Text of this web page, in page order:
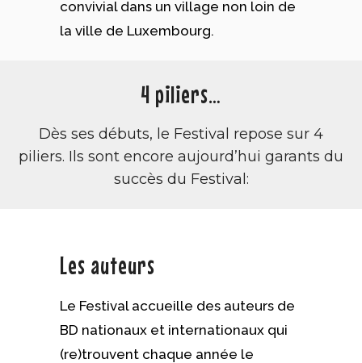
convivial dans un village non loin de
la ville de Luxembourg.
4 piliers…
Dès ses débuts, le Festival repose sur 4
piliers. Ils sont encore aujourd’hui garants du
succès du Festival:
Les auteurs
Le Festival accueille des auteurs de
BD nationaux et internationaux qui
(re)trouvent chaque année le